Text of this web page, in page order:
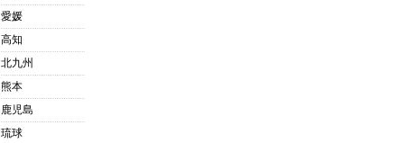
愛媛
高知
北九州
熊本
鹿児島
琉球